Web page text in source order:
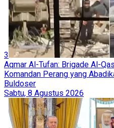
3
Aqmar Al-Tufan: Brigade Al-
Komandan Perang yang
Buldoser
Sabtu, 8 Agustus 2026